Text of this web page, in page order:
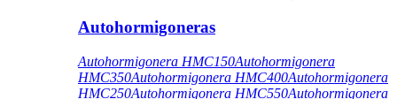
Autohormigoneras
Autohormigonera HMC150Autohormigonera
HMC350Autohormigonera HMC400Autohormigonera
HMC250Autohormigonera HMC550Autohormigonera